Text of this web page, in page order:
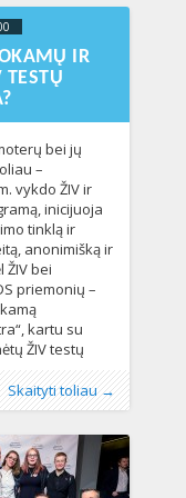
priežiūros
pasikeisti
be
operacijos
pavyksta
19T14:04:08+00:00
IR
bei jų
–
vykdo ŽIV ir
inicijuoja
tinklą ir
anonimišką ir
ŽIV bei
priemonių –
kartu su
ŽIV testų
Skaityti toliau →
253
,ŽIV271